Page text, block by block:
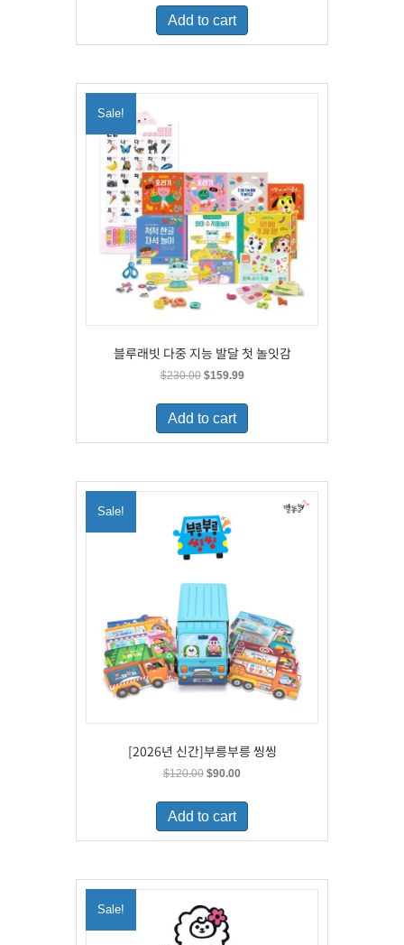
was:
$220.00.
is:
Add to cart
Sale!
블루래빗 다중 지능 발달 첫 놀잇감
$230.00 Original
was:
$230.00.
$159.99Current
is:
Add to cart
Sale!
[2026년 신간]부릉부릉 씽씽
$120.00 Original
was:
$120.00.
$90.00Current
is:
Add to cart
Sale!